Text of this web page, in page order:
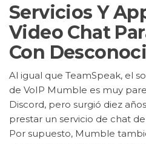
Servicios Y
Video Chat
Con
Al igual que TeamSpeak, el
de VoIP Mumble es muy
Discord, pero surgió diez
prestar un servicio de chat
Por supuesto, Mumble